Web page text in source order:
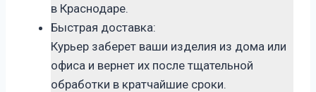
в Краснодаре.
Быстрая доставка:
Курьер заберет ваши изделия из дома или
офиса и вернет их после тщательной
обработки в кратчайшие сроки.